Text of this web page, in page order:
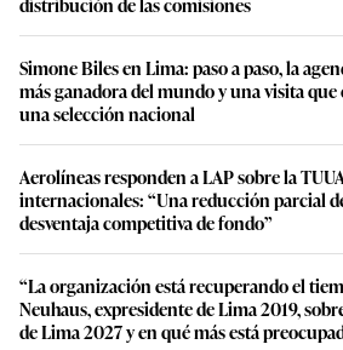
Simone Biles en Lima: paso a paso, la
más ganadora del mundo y una visita
una selección nacional
Aerolíneas responden a LAP sobre la
internacionales: “Una reducción parcial
desventaja competitiva de fondo”
“La organización está recuperando el
Neuhaus, expresidente de Lima 2019,
de Lima 2027 y en qué más está